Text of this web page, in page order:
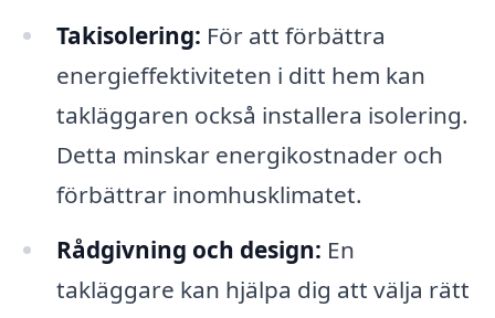
Takisolering: För att förbättra
energieffektiviteten i ditt hem kan
takläggaren också installera isolering.
Detta minskar energikostnader och
förbättrar inomhusklimatet.
Rådgivning och design: En
takläggare kan hjälpa dig att välja rätt